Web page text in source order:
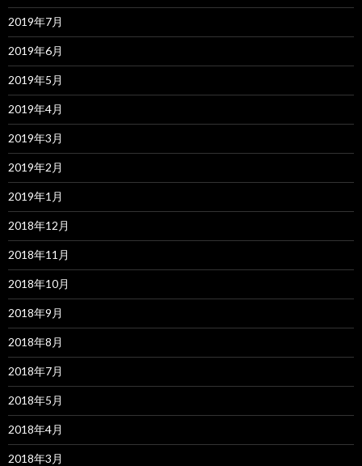
2019年7月
2019年6月
2019年5月
2019年4月
2019年3月
2019年2月
2019年1月
2018年12月
2018年11月
2018年10月
2018年9月
2018年8月
2018年7月
2018年5月
2018年4月
2018年3月